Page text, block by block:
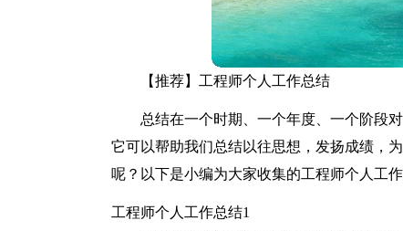
【推荐】工程师个人工作总结
总结在一个时期、一个年度、一个阶段
它可以帮助我们总结以往思想，发扬成绩，
呢？以下是小编为大家收集的工程师个人工
工程师个人工作总结1